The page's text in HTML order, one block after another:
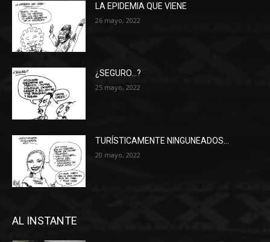
LA EPIDEMIA QUE VIENE
26 mayo, 2022
¿SEGURO…?
25 mayo, 2022
TURÍSTICAMENTE NINGUNEADOS…
20 mayo, 2022
AL INSTANTE